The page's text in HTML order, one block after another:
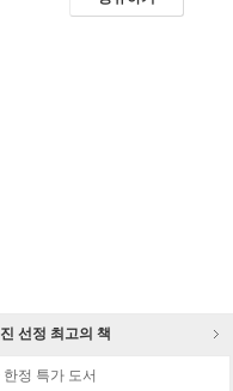
선정 최고의 책
한정 특가 도서